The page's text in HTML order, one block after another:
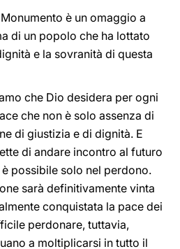
è un omaggio a
di un popolo che ha lottato
e la sovranità di questa
che Dio desidera per ogni
che non è solo assenza di
di giustizia e di dignità. E
di andare incontro al futuro
possibile solo nel perdono.
sarà definitivamente vinta
conquistata la pace dei
perdonare, tuttavia,
a moltiplicarsi in tutto il